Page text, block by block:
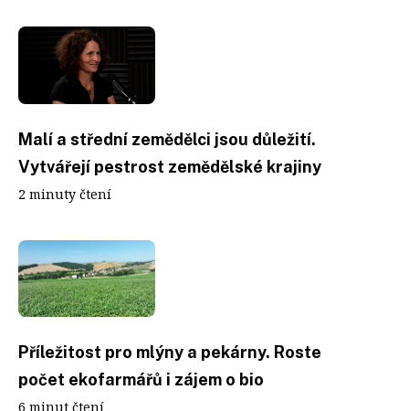
Malí a střední zemědělci jsou důležití.
Vytvářejí pestrost zemědělské krajiny
2 minuty čtení
Příležitost pro mlýny a pekárny. Roste
počet ekofarmářů i zájem o bio
6 minut čtení